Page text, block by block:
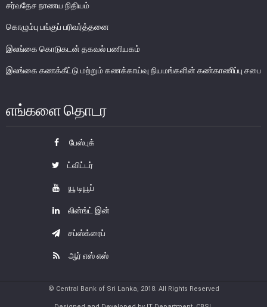
பிரமிட் திட்டங்கள்
சாதனங்கள் மற்றும் நடைமுறைப்படுத்தல்
பொதுநோக்கு
நிதியியல் முறைமை உறுதிபாட்டுக் குழு
Financial Stability Review
சர்வதேச நாணய நிதியம்
கொழும்பு பங்குப் பரிவர்த்தனை
இலங்கை கொடுகடன் தகவல் பணியகம்
இலங்கை கணக்கீட்டு மற்றும் கணக்காய்வு நியமங்களின் கண்காணிப்பு சபை
எங்களை தொடர
பேஸ்புக்
ட்விட்டர்
யூ டியூப்
லின்ங்ட் இன்
சப்ஸ்க்ரைப்
ஆர் எஸ் எஸ்
© Central Bank of Sri Lanka, 2018. All Rights Reserved